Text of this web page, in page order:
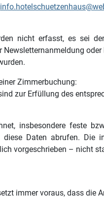
nicht erfasst, es sei
Zimmerbuchung:
zur Erfüllung des
insbesondere feste
diese Daten abrufen.
vorgeschrieben – nicht
immer voraus, dass